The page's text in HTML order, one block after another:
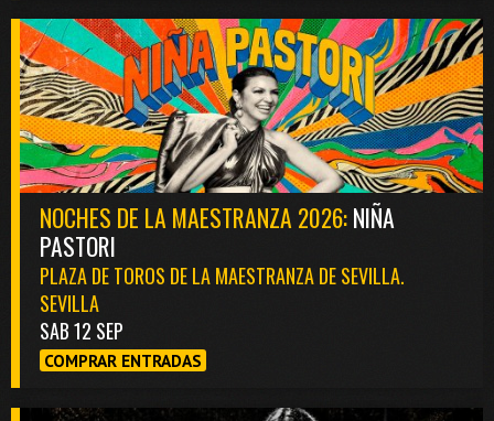
NOCHES DE LA MAESTRANZA 2026:NIÑA
PASTORI
PLAZA DE TOROS DE LA MAESTRANZA DE SEVILLA.
SEVILLA
SAB 12 SEP
COMPRAR ENTRADAS